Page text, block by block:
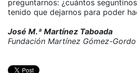
preguntarnos: ¿cuántos
tenido que dejarnos para poder
José M.ª Martínez Taboada
Fundación Martínez Gómez-Gordo